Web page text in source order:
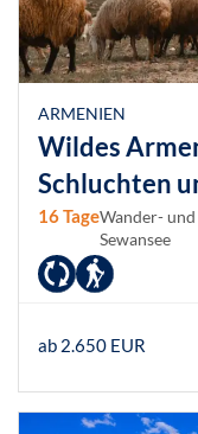
ARMENIEN
Wildes
Schluchten
16 TageWander-
Sewansee
ab 2.650 EUR